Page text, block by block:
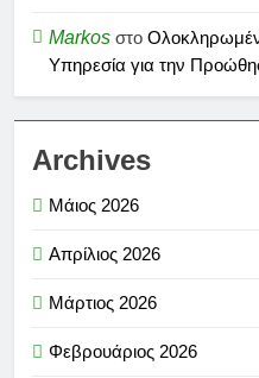
Markos στο
Υπηρεσία για την
Archives
Μάιος 2026
Απρίλιος 2026
Μάρτιος 2026
Φεβρουάριος 2026